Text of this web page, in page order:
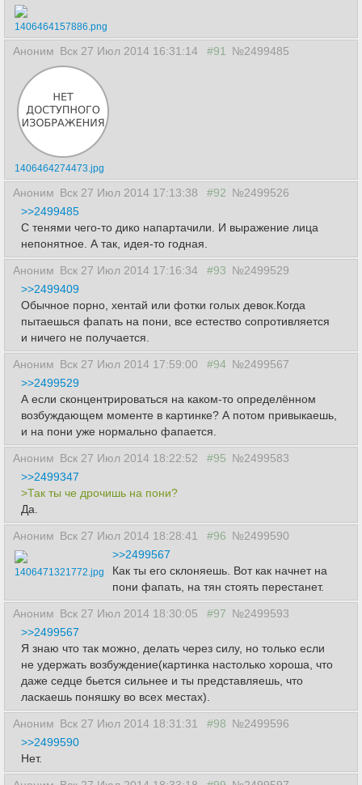
1406464157886.png
Аноним Вск 27 Июл 2014 16:31:14 #91 №2499485
1406464274473.jpg
Аноним Вск 27 Июл 2014 17:13:38 #92 №2499526
>>2499485
С тенями чего-то дико напартачили. И выражение лица
непонятное. А так, идея-то годная.
Аноним Вск 27 Июл 2014 17:16:34 #93 №2499529
>>2499409
Обычное порно, хентай или фотки голых девок.Когда
пытаешься фапать на пони, все естество сопротивляется
и ничего не получается.
Аноним Вск 27 Июл 2014 17:59:00 #94 №2499567
>>2499529
А если сконцентрироваться на каком-то определённом
возбуждающем моменте в картинке? А потом привыкаешь,
и на пони уже нормально фапается.
Аноним Вск 27 Июл 2014 18:22:52 #95 №2499583
>>2499347
>Так ты че дрочишь на пони?
Да.
Аноним Вск 27 Июл 2014 18:28:41 #96 №2499590
1406471321772.jpg
>>2499567
Как ты его склоняешь. Вот как начнет на
пони фапать, на тян стоять перестанет.
Аноним Вск 27 Июл 2014 18:30:05 #97 №2499593
>>2499567
Я знаю что так можно, делать через силу, но только если
не удержать возбуждение(картинка настолько хороша, что
даже седце бьется сильнее и ты представляешь, что
ласкаешь поняшку во всех местах).
Аноним Вск 27 Июл 2014 18:31:31 #98 №2499596
>>2499590
Нет.